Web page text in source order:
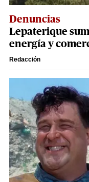
Denuncias
Lepaterique
energía y
Redacción